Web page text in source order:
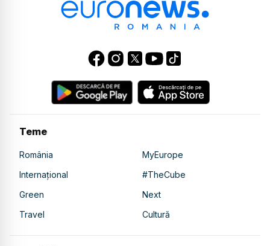
Teme
România
MyEurope
Internațional
#TheCube
Green
Next
Travel
Cultură